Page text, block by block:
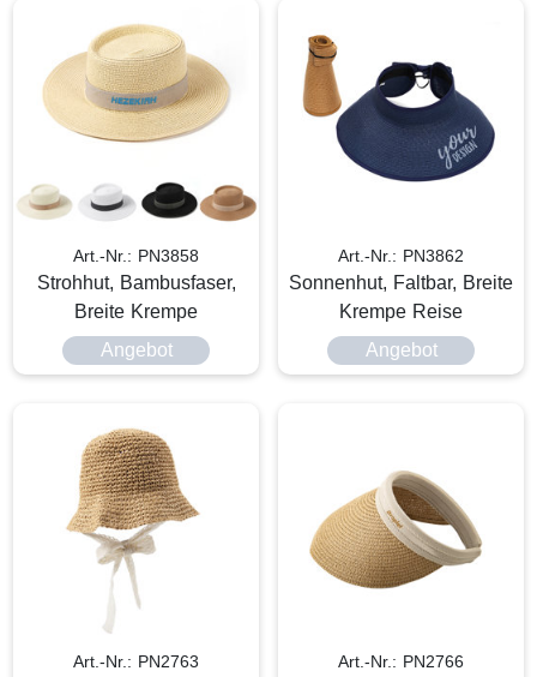
Art.-Nr.: PN3858
Strohhut, Bambusfaser,
Breite Krempe
Angebot
Art.-Nr.: PN3862
Sonnenhut, Faltbar, Breite
Krempe Reise
Angebot
Art.-Nr.: PN2763 Art.-Nr.: PN2766